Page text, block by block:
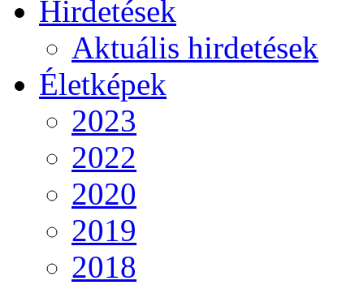
Hirdetések
Aktuális hirdetések
Életképek
2023
2022
2020
2019
2018